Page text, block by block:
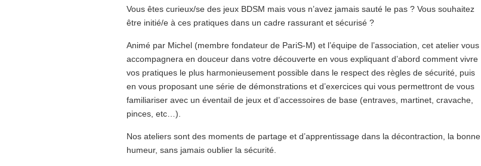
Vous êtes curieux/se des jeux BDSM mais vous n’avez jamais sauté le pas ? Vous souhaitez
être initié/e à ces pratiques dans un cadre rassurant et sécurisé ?
Animé par Michel (membre fondateur de PariS-M) et l’équipe de l’association, cet atelier vous
accompagnera en douceur dans votre découverte en vous expliquant d’abord comment vivre
vos pratiques le plus harmonieusement possible dans le respect des règles de sécurité, puis
en vous proposant une série de démonstrations et d’exercices qui vous permettront de vous
familiariser avec un éventail de jeux et d’accessoires de base (entraves, martinet, cravache,
pinces, etc…).
Nos ateliers sont des moments de partage et d’apprentissage dans la décontraction, la bonne
humeur, sans jamais oublier la sécurité.